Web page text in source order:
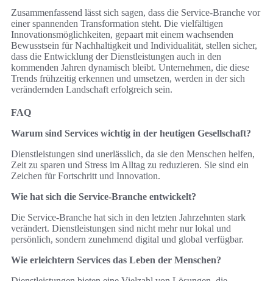
Zusammenfassend lässt sich sagen, dass die Service-Branche vor
einer spannenden Transformation steht. Die vielfältigen
Innovationsmöglichkeiten, gepaart mit einem wachsenden
Bewusstsein für Nachhaltigkeit und Individualität, stellen sicher,
dass die Entwicklung der Dienstleistungen auch in den
kommenden Jahren dynamisch bleibt. Unternehmen, die diese
Trends frühzeitig erkennen und umsetzen, werden in der sich
verändernden Landschaft erfolgreich sein.
FAQ
Warum sind Services wichtig in der heutigen Gesellschaft?
Dienstleistungen sind unerlässlich, da sie den Menschen helfen,
Zeit zu sparen und Stress im Alltag zu reduzieren. Sie sind ein
Zeichen für Fortschritt und Innovation.
Wie hat sich die Service-Branche entwickelt?
Die Service-Branche hat sich in den letzten Jahrzehnten stark
verändert. Dienstleistungen sind nicht mehr nur lokal und
persönlich, sondern zunehmend digital und global verfügbar.
Wie erleichtern Services das Leben der Menschen?